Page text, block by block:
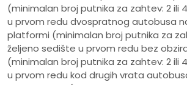
(minimalan broj putnika za zahtev: 2 ili
u prvom redu dvospratnog autobusa
platformi (minimalan broj putnika za
željeno sedište u prvom redu bez
(minimalan broj putnika za zahtev: 2 ili
u prvom redu kod drugih vrata